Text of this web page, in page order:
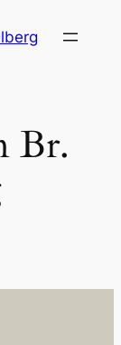
Br.